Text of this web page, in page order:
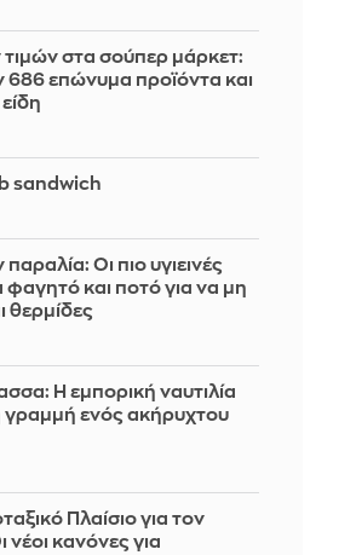
στα σούπερ μάρκετ:
686 επώνυμα προϊόντα και
sandwich
Οι πιο υγιεινές
φαγητό και ποτό για να μη
θερμίδες
Η εμπορική ναυτιλία
ενός ακήρυχτου
Πλαίσιο για τον
νέοι κανόνες για